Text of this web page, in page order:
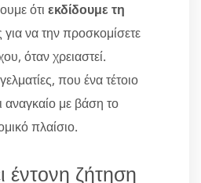
ότι εκδίδουμε τη
για να την προσκομίσετε
όταν χρειαστεί.
που ένα τέτοιο
αναγκαίο με βάση το
πλαίσιο.
έντονη ζήτηση